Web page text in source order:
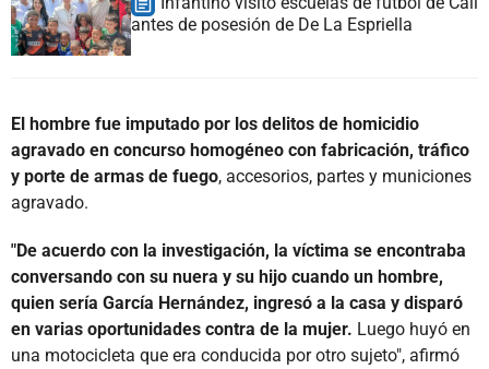
antes de posesión de De La Espriella
El hombre fue imputado por los delitos de homicidio
agravado en concurso homogéneo con fabricación, tráfico
y porte de armas de fuego, accesorios, partes y municiones
agravado.
"De acuerdo con la investigación, la víctima se encontraba
conversando con su nuera y su hijo cuando un hombre,
quien sería García Hernández, ingresó a la casa y disparó
en varias oportunidades contra de la mujer. Luego huyó en
una motocicleta que era conducida por otro sujeto", afirmó